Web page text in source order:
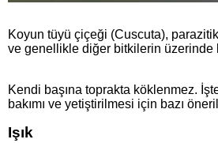
Koyun tüyü çiçeği (Cuscuta),
ve genellikle diğer bitkilerin üzerinde
Kendi başına toprakta köklenmez.
bakımı ve yetiştirilmesi için bazı
Işık